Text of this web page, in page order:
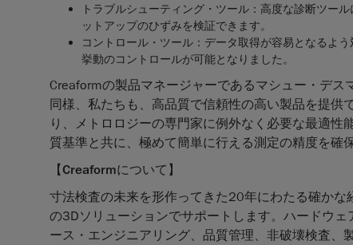
トラブルシューティング・ツール： 高度な診断ツー
ットアップのひずみを検証できます。
コントロール・ツール： データ取得が容易となるよ
挙動のコントロールが可能となりました。
Creaformの製品マネージャーであるマシュー・デ
同様、私たちも、高品質で信頼性の高い製品を提供
り、メトロロジーの専門家に例外なく必要な最適
質基準と共に、極めて簡単に行える測定の精度を確
【Creaformについて】
寸法検査の未来を形作ってきた20年にわたる確か
の3Dソリューションでサポートします。ハードウ
ース・エンジニアリング、品質管理、非破壊検査、